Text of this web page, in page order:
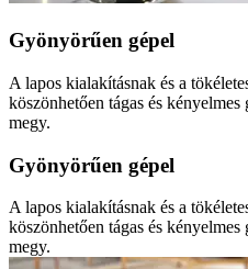
Gyönyörűen gépel
A lapos kialakításnak és a
köszönhetően tágas és
megy.
Gyönyörűen gépel
A lapos kialakításnak és a
köszönhetően tágas és
megy.